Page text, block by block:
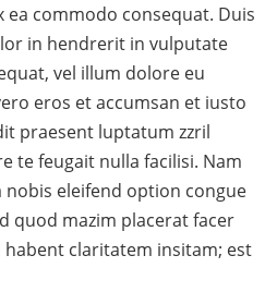
commodo consequat. Duis
in hendrerit in vulputate
vel illum dolore eu
eros et accumsan et iusto
praesent luptatum zzril
te feugait nulla facilisi. Nam
eleifend option congue
quod mazim placerat facer
habent claritatem insitam; est